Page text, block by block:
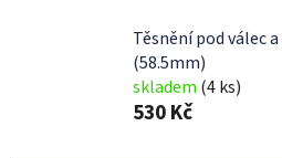
Těsnění pod válec
(58.5mm)
skladem (4 ks)
530 Kč